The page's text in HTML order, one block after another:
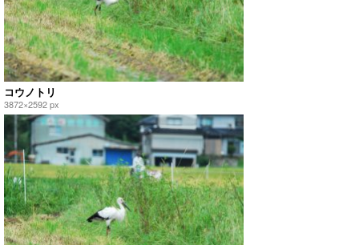
コウノトリ
3872×2592 px